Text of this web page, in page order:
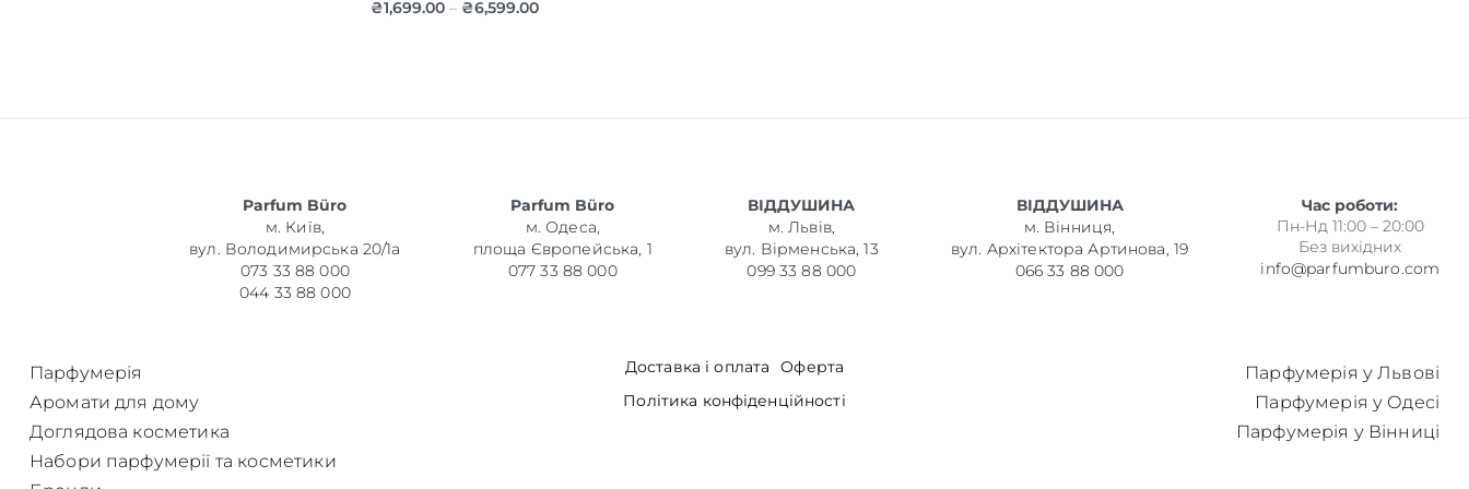
₴1,699.00 – ₴6,599.00
Parfum Büro
м. Київ,
вул. Володимирська 20/1а
073 33 88 000
044 33 88 000
Parfum Büro
м. Одеса,
площа Європейська, 1
077 33 88 000
ВІДДУШИНА
м. Львів,
вул. Вірменська, 13
099 33 88 000
ВІДДУШИНА
м. Вінниця,
вул. Архітектора Артинова, 19
066 33 88 000
Час роботи:
Пн-Нд 11:00 – 20:00
Без вихідних
info@parfumburo.com
Парфумерія
Аромати для дому
Доглядова косметика
Набори парфумерії та косметики
Доставка і оплата
Оферта
Політика конфіденційності
Парфумерія у Львові
Парфумерія у Одесі
Парфумерія у Вінниці